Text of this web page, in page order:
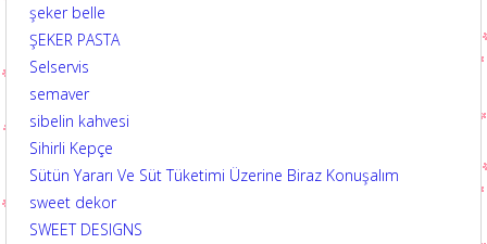
şeker belle
ŞEKER PASTA
Selservis
semaver
sibelin kahvesi
Sihirli Kepçe
Sütün Yararı Ve Süt Tüketimi Üzerine Biraz Konuşalım
sweet dekor
SWEET DESIGNS